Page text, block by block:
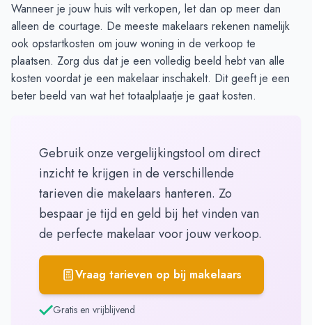
Wanneer je jouw huis wilt verkopen, let dan op meer dan
alleen de courtage. De meeste makelaars rekenen namelijk
ook opstartkosten om jouw woning in de verkoop te
plaatsen. Zorg dus dat je een volledig beeld hebt van alle
kosten voordat je een makelaar inschakelt. Dit geeft je een
beter beeld van wat het totaalplaatje je gaat kosten.
Gebruik onze vergelijkingstool om direct
inzicht te krijgen in de verschillende
tarieven die makelaars hanteren. Zo
bespaar je tijd en geld bij het vinden van
de perfecte makelaar voor jouw verkoop.
Vraag tarieven op bij makelaars
Gratis en vrijblijvend